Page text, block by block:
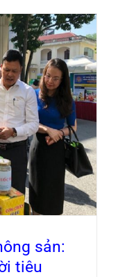
nghiệp
lợi
sản:
tiêu